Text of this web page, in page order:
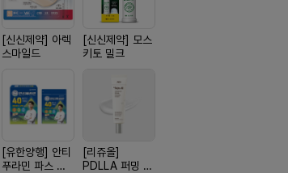
[신신제약] 아렉
스마일드
[신신제약] 모스
키토 밀크
[유한양행] 안티
푸라민 파스 시
[리쥬올]
PDLLA 퍼밍 크